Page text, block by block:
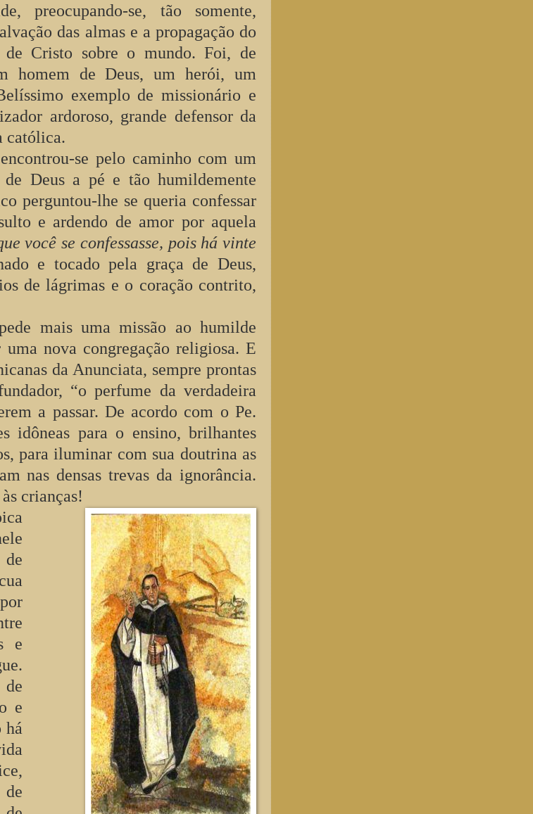
preocupando-se, tão somente,
das almas e a propagação do
de Cristo sobre o mundo. Foi, de
homem de Deus, um herói, um
exemplo de missionário e
ardoroso, grande defensor da
católica.
se pelo caminho com um
Deus a pé e tão humildemente
perguntou-lhe se queria confessar
e ardendo de amor por aquela
você se confessasse, pois há vinte
e tocado pela graça de Deus,
de lágrimas e o coração contrito,
mais uma missão ao humilde
nova congregação religiosa. E
da Anunciata, sempre prontas
“o perfume da verdadeira
a passar. De acordo com o Pe.
idôneas para o ensino, brilhantes
para iluminar com sua doutrina as
nas densas trevas da ignorância.
crianças!
e
e
há